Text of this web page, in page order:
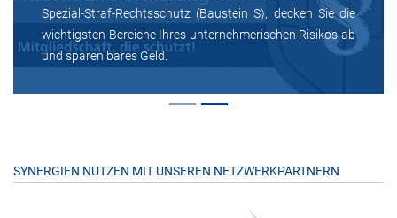
Spezial-Straf-Rechtsschutz (Baustein S), decken Sie die
wichtigsten Bereiche Ihres unternehmerischen Risikos ab
und sparen bares Geld.
SYNERGIEN NUTZEN MIT UNSEREN NETZWERKPARTNERN